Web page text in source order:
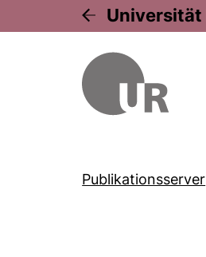
Universität
Publikationsserver